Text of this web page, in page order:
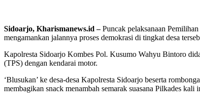
Sidoarjo, Kharismanews.id –Puncak pelaksanaan
mengamankan jalannya proses demokrasi di tingkat desa
Kapolresta Sidoarjo Kombes Pol. Kusumo Wahyu Bintoro
(TPS) dengan kendarai motor.
‘Blusukan’ ke desa-desa Kapolresta Sidoarjo beserta
membagikan snack menambah semarak suasana Pilkades kali